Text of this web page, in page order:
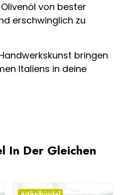
von bester
erschwinglich zu
bringen
Italiens in deine
In Der Gleichen